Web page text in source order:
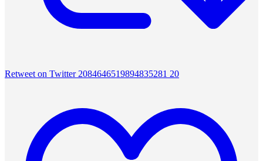
Retweet on Twitter 2084646519894835281 20